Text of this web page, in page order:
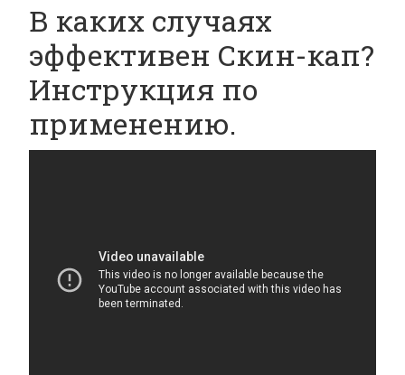
В каких случаях
эффективен Скин-кап?
Инструкция по
применению.